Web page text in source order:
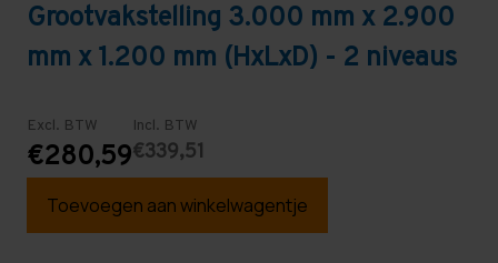
Grootvakstelling 3.000 mm x 2.900
mm x 1.200 mm (HxLxD) - 2 niveaus
Excl. BTW
€280,59
Incl. BTW
€339,51
Toevoegen aan winkelwagentje